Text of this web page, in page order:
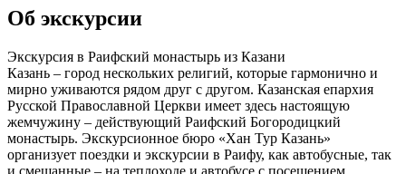
Об экскурсии
Экскурсия в Раифский монастырь из Казани
Казань – город нескольких религий, которые гармонично и
мирно уживаются рядом друг с другом. Казанская епархия
Русской Православной Церкви имеет здесь настоящую
жемчужину – действующий Раифский Богородицкий
монастырь. Экскурсионное бюро «Хан Тур Казань»
организует поездки и экскурсии в Раифу, как автобусные, так
и смешанные – на теплоходе и автобусе с посещением